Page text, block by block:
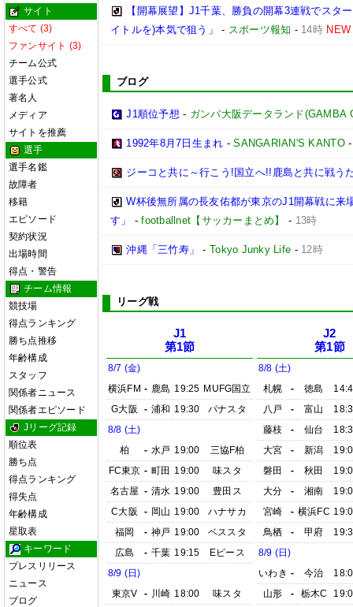
サイト
すべて (3)
ファンサイト (3)
チーム公式
選手公式
著名人
メディア
サイトを推薦
選手
選手名鑑
故障者
移籍
エピソード
契約状況
出場時間
得点・警告
チーム情報
競技場
得点ランキング
勝ち点推移
年齢構成
スタッフ
関係者ニュース
関係者エピソード
Jリーグ記録
順位表
勝ち点
得点ランキング
得失点
年齢構成
星取表
キーワード
プレスリリース
ニュース
ブログ
【開幕展望】J1千葉、勝負の開幕3連戦でスタ
イトルを)本気で狙う」
- スポーツ報知 - 14時 NEW
ブログ
J1順位予想 - ガンバ大阪データランド(GAMBA
1992年8月7日生まれ -SANGARIAN'S KANTO
ジーコと共に～行こう!国立へ!!鹿島と共に戦う
W杯後無所属の長友佑都が東京のJ1開幕戦に来
す」
-footballnet【サッカーまとめ】 - 13時
沖縄「三竹寿」 - Tokyo Junky Life - 12時
リーグ戦
J1
第1節
8/7 (金)
横浜FM - 鹿島 19:25 MUFG国立
G大阪
- 浦和 19:30
パナスタ
8/8 (土)
柏
- 水戸 19:00
三協F柏
FC東京 - 町田 19:00
味スタ
名古屋 - 清水 19:00
豊田ス
C大阪
- 岡山 19:00
ハナサカ
福岡
- 神戸 19:00
ベススタ
広島
- 千葉 19:15
Eピース
8/9 (日)
東京V
- 川崎 18:00
味スタ
J2
第1節
8/8 (土)
札幌
- 徳島
八戸
- 富山
藤枝
- 仙台
大宮
- 新潟
磐田
- 秋田
大分
- 湘南
宮崎
- 横浜FC
鳥栖
- 甲府
8/9 (日)
いわき - 今治
山形
- 栃木C